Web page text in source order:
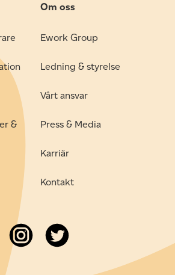
&
Om oss
Ework Group
Ledning & styrelse
Vårt ansvar
Press & Media
Karriär
Kontakt